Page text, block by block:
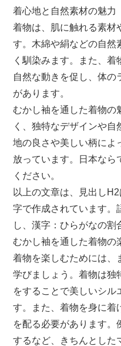
着心地と自然素材の魅力
着物は、肌に触れる素材
す。木綿や絹などの自然
く馴染みます。また、着
自然な動きを促し、体の
があります。
むかし袖を通した着物の
く、独特なデザインや
地の良さや美しい柄によ
放っています。日本なら
ください。
以上の文章は、見出し
字で作成されています。
し、漢字：ひらがなの割
むかし袖を通した着物の
着物を楽しむためには、
学びましょう。着物は独
をすることで美しいシル
す。また、着物を身に着
を配る必要があります。
するなど、きちんとした